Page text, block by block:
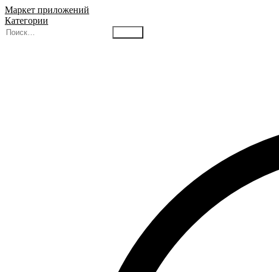
Маркет приложений
Категории